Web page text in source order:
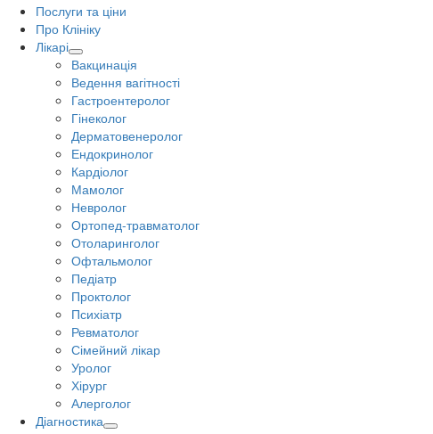
Послуги та ціни
Про Клініку
Лікарі
Вакцинація
Ведення вагітності
Гастроентеролог
Гінеколог
Дерматовенеролог
Ендокринолог
Кардіолог
Мамолог
Невролог
Ортопед-травматолог
Отоларинголог
Офтальмолог
Педіатр
Проктолог
Психіатр
Ревматолог
Сімейний лікар
Уролог
Хірург
Алерголог
Діагностика